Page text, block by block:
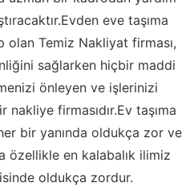
eve taşıma
Temiz Nakliyat firması,
sağlarken hiçbir maddi
önleyen ve işlerinizi
firmasıdır.Ev taşıma
bir yanında oldukça zor ve
özellikle en kalabalık ilimiz
oldukça zordur.